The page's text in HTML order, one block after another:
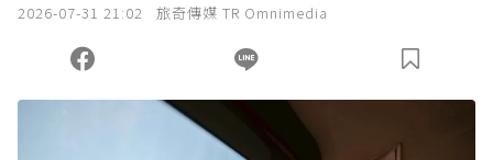
您當前剩餘 U 利點數：0點；前往 購買點數
2026-07-31 21:02 旅奇傳媒 TR Omnimedia